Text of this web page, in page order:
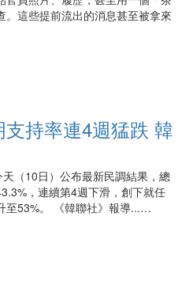
。這些提前流出的消息甚至被拿來
持率連4週猛跌 韓
（10日）公布最新民調結果，總
，連續第4週下滑，創下就任
至53%。 《韓聯社》報導...…